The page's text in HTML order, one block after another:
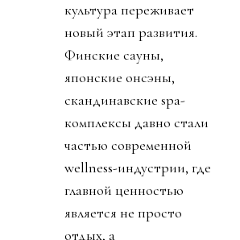
культура переживает
новый этап развития.
Финские сауны,
японские онсэны,
скандинавские spa-
комплексы давно стали
частью современной
wellness-индустрии, где
главной ценностью
является не просто
отдых, а